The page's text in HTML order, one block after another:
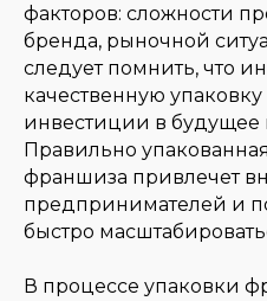
факторов: сложности
бренда, рыночной
следует помнить, что
качественную
инвестиции в будущее
Правильно
франшиза привлечет
предпринимателей и
быстро
В процессе упаковки